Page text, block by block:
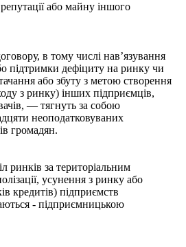
або майну іншого
в тому числі нав’язування
підтримки дефіциту на ринку чи
або збуту з метою створення
з ринку) інших підприємців,
— тягнуть за собою
неоподатковуваних
громадян.
ринків за територіальним
усунення з ринку або
кредитів) підприємств
- підприємницькою